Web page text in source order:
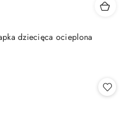
dziecięca ocieplona